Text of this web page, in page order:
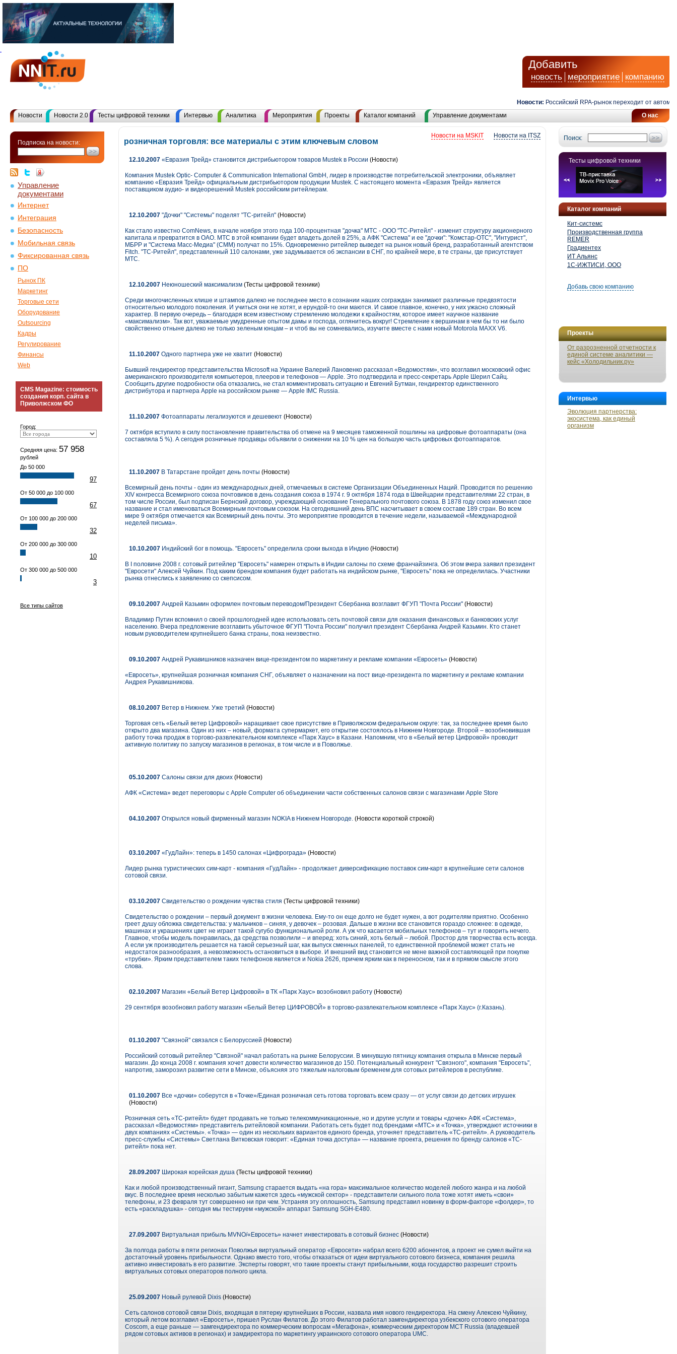
Добавить
новость мероприятие компанию
Новости: Российский RPA-рынок переходит от
О нас
Новости Новости 2.0 Тесты цифровой техники Интервью Аналитика Мероприятия Проекты Каталог компаний Управление документами
Подписка на новости:
Управление
документами
Интернет
Интеграция
Безопасность
Мобильная связь
Фиксированная связь
ПО
Рынок ПК
Маркетинг
Торговые сети
Оборудование
Outsourcing
Кадры
Регулирование
Финансы
Web
CMS Magazine: стоимость
создания корп. сайта в
Приволжском ФО
Город:
Средняя цена: 57 958
рублей
До 50 000
97
От 50 000 до 100 000
67
От 100 000 до 200 000
32
От 200 000 до 300 000
10
От 300 000 до 500 000
3
Все типы сайтов
Поиск:
Тесты цифровой техники
Каталог компаний
Кит-системс
Производственная группа
REMER
Градиентех
ИТ Альянс
1С-ИЖТИСИ, ООО
Добавь свою компанию
Проекты
От разрозненной отчетности к
единой системе аналитики —
кейс «Холодильник.ру»
Интервью
Эволюция партнерства:
экосистема, как единый
организм
Новости на ITSZ
Новости на MSKIT
розничная торговля: все материалы с этим ключевым словом
12.10.2007 «Евразия Трейд» становится дистрибьютором товаров Mustek в России (Новости)
Компания Mustek Optic- Computer & Communication International GmbH, лидер в производстве потребительской электроники, объявляет
компанию «Евразия Трейд» официальным дистрибьютором продукции Mustek. С настоящего момента «Евразия Трейд» является
поставщиком аудио- и видеорешений Mustek российским ритейлерам.
12.10.2007 "Дочки" "Системы" поделят "ТС-ритейл" (Новости)
Как стало известно ComNews, в начале ноября этого года 100-процентная "дочка" МТС - ООО "ТС-Ритейл" - изменит структуру акционерного
капитала и превратится в ОАО. МТС в этой компании будет владеть долей в 25%, а АФК "Система" и ее "дочки": "Комстар-ОТС", "Интурист",
МБРР и "Система Масс-Медиа" (СММ) получат по 15%. Одновременно ритейлер выведет на рынок новый бренд, разработанный агентством
Fitch. "ТС-Ритейл", представленный 110 салонами, уже задумывается об экспансии в СНГ, по крайней мере, в те страны, где присутствует
МТС.
12.10.2007 Неюношеский максимализм (Тесты цифровой техники)
Среди многочисленных клише и штампов далеко не последнее место в сознании наших сограждан занимают различные предвзятости
относительно молодого поколения. И учиться они не хотят, и ерундой-то они маются. И самое главное, конечно, у них ужасно сложный
характер. В первую очередь – благодаря всем известному стремлению молодежи к крайностям, которое имеет научное название
«максимализм». Так вот, уважаемые умудренные опытом дамы и господа, оглянитесь вокруг! Стремление к вершинам в чем бы то ни было
свойственно отныне далеко не только зеленым юнцам – и чтоб вы не сомневались, изучите вместе с нами новый Motorola MAXX V6.
11.10.2007 Одного партнера уже не хватит (Новости)
Бывший гендиректор представительства Microsoft на Украине Валерий Лановенко рассказал «Ведомостям», что возглавил московский офис
американского производителя компьютеров, плееров и телефонов — Apple. Это подтвердила и пресс-секретарь Apple Шерил Сайц.
Сообщить другие подробности оба отказались, не стал комментировать ситуацию и Евгений Бутман, гендиректор единственного
дистрибутора и партнера Apple на российском рынке — Apple IMC Russia.
11.10.2007 Фотоаппараты легализуются и дешевеют (Новости)
7 октября вступило в силу постановление правительства об отмене на 9 месяцев таможенной пошлины на цифровые фотоаппараты (она
составляла 5 %). А сегодня розничные продавцы объявили о снижении на 10 % цен на большую часть цифровых фотоаппаратов.
11.10.2007 В Татарстане пройдет день почты (Новости)
Всемирный день почты - один из международных дней, отмечаемых в системе Организации Объединенных Наций. Проводится по решению
XIV конгресса Всемирного союза почтовиков в день создания союза в 1974 г. 9 октября 1874 года в Швейцарии представителями 22 стран, в
том числе России, был подписан Бернский договор, учреждающий основание Генерального почтового союза. В 1878 году союз изменил свое
название и стал именоваться Всемирным почтовым союзом. На сегодняшний день ВПС насчитывает в своем составе 189 стран. Во всем
мире 9 октября отмечается как Всемирный день почты. Это мероприятие проводится в течение недели, называемой «Международной
неделей письма».
10.10.2007 Индийский бог в помощь. "Евросеть" определила сроки выхода в Индию (Новости)
В I половине 2008 г. сотовый ритейлер "Евросеть" намерен открыть в Индии салоны по схеме франчайзинга. Об этом вчера заявил президент
"Евросети" Алексей Чуйкин. Под каким брендом компания будет работать на индийском рынке, "Евросеть" пока не определилась. Участники
рынка отнеслись к заявлению со скепсисом.
09.10.2007 Андрей Казьмин оформлен почтовым переводом/Президент Сбербанка возглавит ФГУП "Почта России" (Новости)
Владимир Путин вспомнил о своей прошлогодней идее использовать сеть почтовой связи для оказания финансовых и банковских услуг
населению. Вчера предложение возглавить убыточное ФГУП "Почта России" получил президент Сбербанка Андрей Казьмин. Кто станет
новым руководителем крупнейшего банка страны, пока неизвестно.
09.10.2007 Андрей Рукавишников назначен вице-президентом по маркетингу и рекламе компании «Евросеть» (Новости)
«Евросеть», крупнейшая розничная компания СНГ, объявляет о назначении на пост вице-президента по маркетингу и рекламе компании
Андрея Рукавишникова.
08.10.2007 Ветер в Нижнем. Уже третий (Новости)
Торговая сеть «Белый ветер Цифровой» наращивает свое присутствие в Приволжском федеральном округе: так, за последнее время было
открыто два магазина. Один из них – новый, формата супермаркет, его открытие состоялось в Нижнем Новгороде. Второй – возобновившая
работу точка продаж в торгово-развлекательном комплексе «Парк Хаус» в Казани. Напомним, что в «Белый ветер Цифровой» проводит
активную политику по запуску магазинов в регионах, в том числе и в Поволжье.
05.10.2007 Салоны связи для двоих (Новости)
АФК «Система» ведет переговоры с Apple Computer об объединении части собственных салонов связи с магазинами Apple Store
04.10.2007 Открылся новый фирменный магазин NOKIA в Нижнем Новгороде. (Новости короткой строкой)
03.10.2007 «ГудЛайн»: теперь в 1450 салонах «Цифрограда» (Новости)
Лидер рынка туристических сим-карт - компания «ГудЛайн» - продолжает диверсификацию поставок сим-карт в крупнейшие сети салонов
сотовой связи.
03.10.2007 Свидетельство о рождении чувства стиля (Тесты цифровой техники)
Свидетельство о рождении – первый документ в жизни человека. Ему-то он еще долго не будет нужен, а вот родителям приятно. Особенно
греет душу обложка свидетельства: у мальчиков – синяя, у девочек – розовая. Дальше в жизни все становится гораздо сложнее: в одежде,
машинах и украшениях цвет не играет такой сугубо функциональной роли. А уж что касается мобильных телефонов – тут и говорить нечего.
Главное, чтобы модель понравилась, да средства позволили – и вперед: хоть синий, хоть белый – любой. Простор для творчества есть всегда.
А если уж производитель решается на такой серьезный шаг, как выпуск сменных панелей, то единственной проблемой может стать не
недостаток разнообразия, а невозможность остановиться в выборе. И внешний вид становится не мене важной составляющей при покупке
«трубки». Ярким представителем таких телефонов является и Nokia 2626, причем ярким как в переносном, так и в прямом смысле этого
слова.
02.10.2007 Магазин «Белый Ветер Цифровой» в ТК «Парк Хаус» возобновил работу (Новости)
29 сентября возобновил работу магазин «Белый Ветер ЦИФРОВОЙ» в торгово-развлекательном комплексе «Парк Хаус» (г.Казань).
01.10.2007 "Связной" связался с Белоруссией (Новости)
Российский сотовый ритейлер "Связной" начал работать на рынке Белоруссии. В минувшую пятницу компания открыла в Минске первый
магазин. До конца 2008 г. компания хочет довести количество магазинов до 150. Потенциальный конкурент "Связного", компания "Евросеть",
напротив, заморозил развитие сети в Минске, объясняя это тяжелым налоговым бременем для сотовых ритейлеров в республике.
01.10.2007 Все «дочки» соберутся в «Точке»/Единая розничная сеть готова торговать всем сразу — от услуг связи до детских игрушек
(Новости)
Розничная сеть «ТС-ритейл» будет продавать не только телекоммуникационные, но и другие услуги и товары «дочек» АФК «Система»,
рассказал «Ведомостям» представитель ритейловой компании. Работать сеть будет под брендами «МТС» и «Точка», утверждают источники в
двух компаниях «Системы». «Точка» — один из нескольких вариантов единого бренда, уточняет представитель «ТС-ритейл». А руководитель
пресс-службы «Системы» Светлана Витковская говорит: «Единая точка доступа» — название проекта, решения по бренду салонов «ТС-
ритейл» пока нет.
28.09.2007 Широкая корейская душа (Тесты цифровой техники)
Как и любой производственный гигант, Samsung старается выдать «на гора» максимальное количество моделей любого жанра и на любой
вкус. В последнее время несколько забытым кажется здесь «мужской сектор» - представители сильного пола тоже хотят иметь «свои»
телефоны, и 23 февраля тут совершенно ни при чем. Устраняя эту оплошность, Samsung представил новинку в форм-факторе «фолдер», то
есть «раскладушка» - сегодня мы тестируем «мужской» аппарат Samsung SGH-E480.
27.09.2007 Виртуальная прибыль MVNO/«Евросеть» начнет инвестировать в сотовый бизнес (Новости)
За полгода работы в пяти регионах Поволжья виртуальный оператор «Евросети» набрал всего 6200 абонентов, а проект не сумел выйти на
достаточный уровень прибыльности. Однако вместо того, чтобы отказаться от идеи виртуального сотового бизнеса, компания решила
активно инвестировать в его развитие. Эксперты говорят, что такие проекты станут прибыльными, когда государство разрешит строить
виртуальных сотовых операторов полного цикла.
25.09.2007 Новый рулевой Dixis (Новости)
Сеть салонов сотовой связи Dixis, входящая в пятерку крупнейших в России, назвала имя нового гендиректора. На смену Алексею Чуйкину,
который летом возглавил «Евросеть», пришел Руслан Филатов. До этого Филатов работал замгендиректора узбекского сотового оператора
Coscom, а еще раньше — замгендиректора по коммерческим вопросам «Мегафона», коммерческим директором MCT Russia (владевшей
рядом сотовых активов в регионах) и замдиректора по маркетингу украинского сотового оператора UMC.